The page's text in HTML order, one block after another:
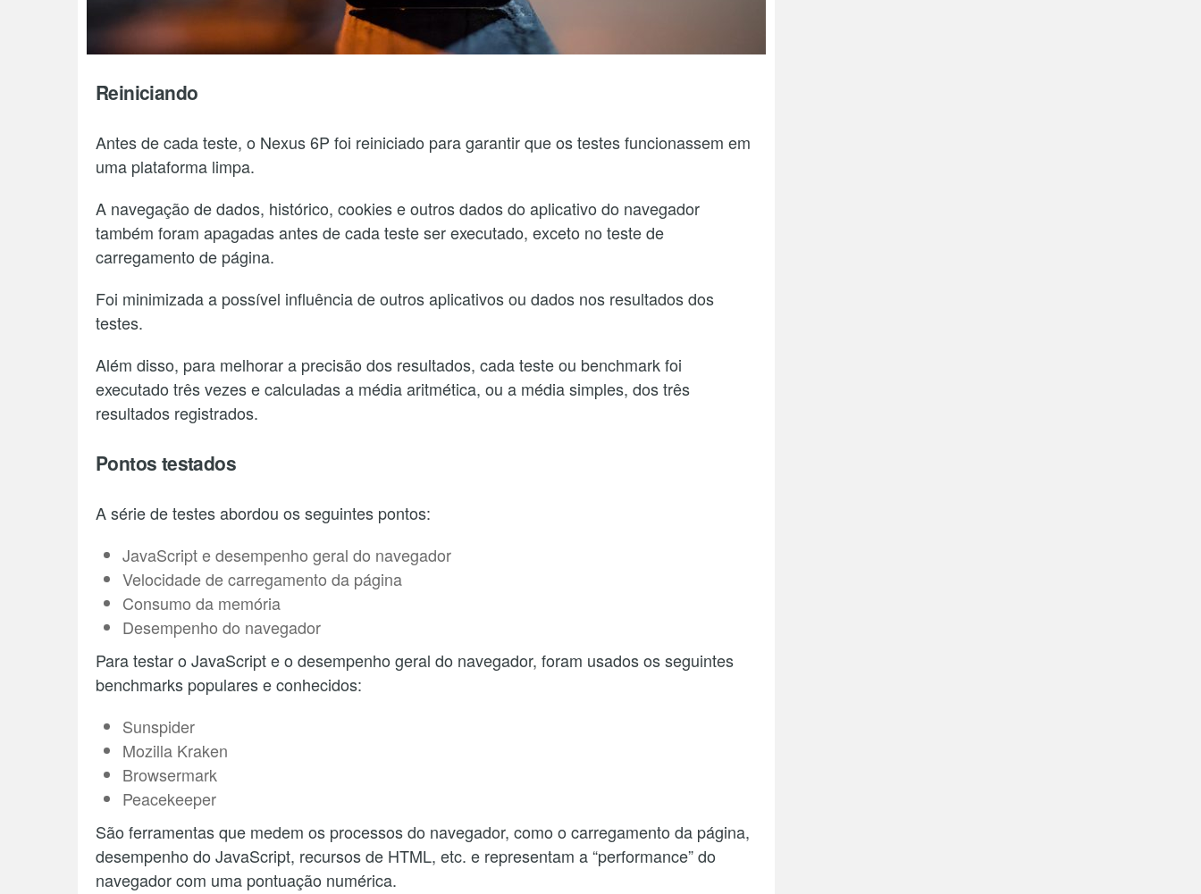
Reiniciando
Antes de cada teste, o Nexus 6P foi reiniciado para garantir que os testes funcionassem em
uma plataforma limpa.
A navegação de dados, histórico, cookies e outros dados do aplicativo do navegador
também foram apagadas antes de cada teste ser executado, exceto no teste de
carregamento de página.
Foi minimizada a possível influência de outros aplicativos ou dados nos resultados dos
testes.
Além disso, para melhorar a precisão dos resultados, cada teste ou benchmark foi
executado três vezes e calculadas a média aritmética, ou a média simples, dos três
resultados registrados.
Pontos testados
A série de testes abordou os seguintes pontos:
JavaScript e desempenho geral do navegador
Velocidade de carregamento da página
Consumo da memória
Desempenho do navegador
Para testar o JavaScript e o desempenho geral do navegador, foram usados os seguintes
benchmarks populares e conhecidos:
Sunspider
Mozilla Kraken
Browsermark
Peacekeeper
São ferramentas que medem os processos do navegador, como o carregamento da página,
desempenho do JavaScript, recursos de HTML, etc. e representam a “performance” do
navegador com uma pontuação numérica.